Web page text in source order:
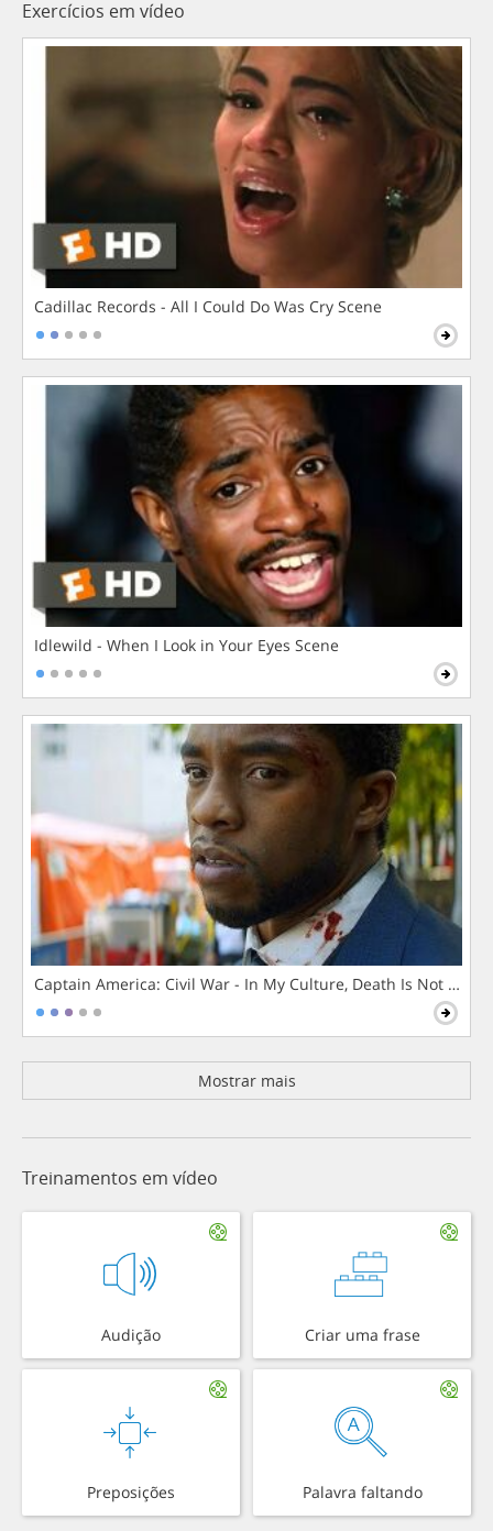
Exercícios em vídeo
Cadillac Records - All I Could Do Was Cry Scene
Idlewild - When I Look in Your Eyes Scene
Captain America: Civil War - In My Culture, Death Is Not The
Mostrar mais
Treinamentos em vídeo
Audição Criar uma frase
Preposições Palavra faltando